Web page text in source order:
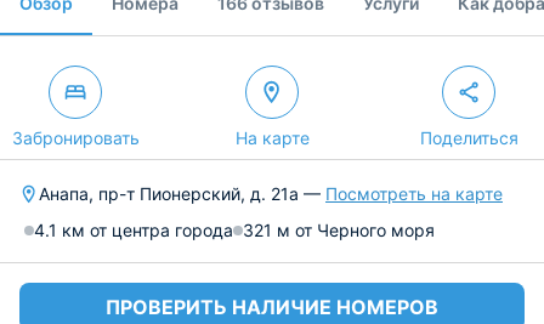
Забронировать На карте Поделиться
Анапа, пр-т Пионерский, д. 21а — Посмотреть на карте
4.1 км от центра города 321 м от Черного моря
ПРОВЕРИТЬ НАЛИЧИЕ НОМЕРОВ